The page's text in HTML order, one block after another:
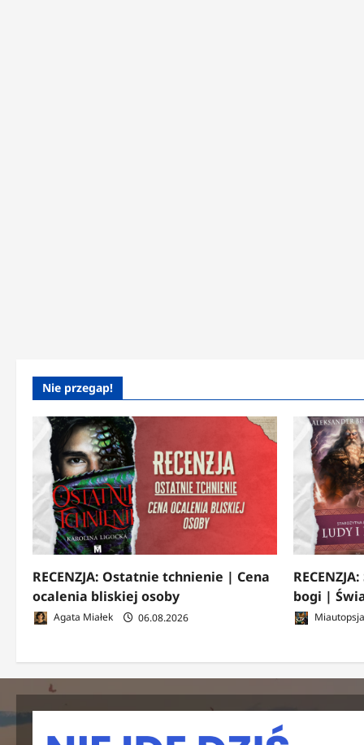
Nie przegap!
RECENZJA: Ostatnie tchnienie | Cena
ocalenia bliskiej osoby
Agata Miałek 06.08.2026
bogi |
Miautopsja